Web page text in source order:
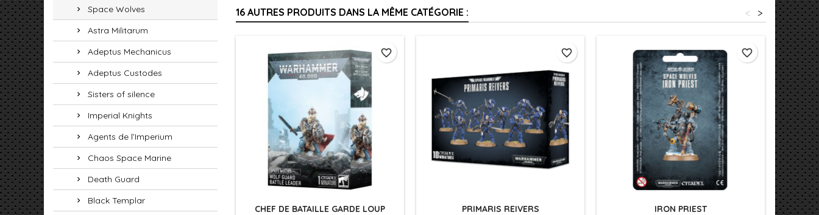
Space Wolves
Astra Militarum
Adeptus Mechanicus
Adeptus Custodes
Sisters of silence
Imperial Knights
Agents de l’Imperium
Chaos Space Marine
Death Guard
Black Templar
16 AUTRES PRODUITS DANS LA MÊME CATÉGORIE : >
<
CHEF DE BATAILLE GARDE LOUP
favorite_border
PRIMARIS REIVERS
favorite_border
IRON PRIEST
favorite_border